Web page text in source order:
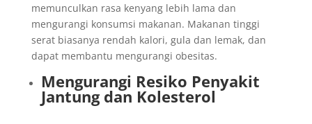
memunculkan rasa kenyang lebih lama dan
mengurangi konsumsi makanan. Makanan tinggi
serat biasanya rendah kalori, gula dan lemak, dan
dapat membantu mengurangi obesitas.
Mengurangi Resiko Penyakit
Jantung dan Kolesterol